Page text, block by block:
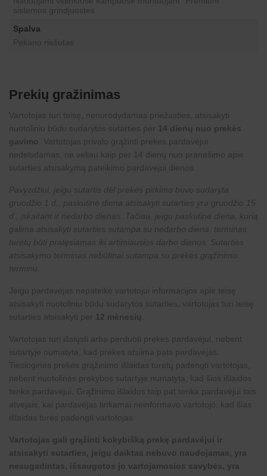
sistemos grindjuostes
Spalva
Prekių gražinimas
Vartotojas turi teisę, nenurodydamas priežasties, atsisakyti
nuotoliniu būdu sudarytos sutarties per 14 dienų nuo prekės
gavimo . Vartotojas privalo grąžinti prekes pardavėjui
nedelsdamas, ne vėliau kaip per 14 dienų nuo pranešimo apie
sutarties atsisakymą pateikimo pardavėjui dienos.
Pavyzdžiui, jeigu sutartis dėl prekės pirkimo buvo sudaryta
gruodžio 1 d., paskutinė diena atsisakyti sutarties yra gruodžio 15
d., įskaitant ir nedarbo dienas. Tačiau, jeigu paskutinė diena, kurią
galima atsisakyti sutarties sutampa su nedarbo diena, terminas
turėtų būti pratęsiamas iki artimiausios darbo dienos. Sutarties
atsisakymo terminas nebūtinai sutampa su prekės grąžinimo
terminu.
Jeigu pardavėjas nepateikė vartotojui informacijos apie teisę
atsisakyti nuotoliniu būdu sudarytos sutarties, vartotojas turi teisę
sutarties atsisakyti per 12 mėnesių
Vartotojas turi išsiųsti arba perduoti prekes pardavėjui, nebent
sutartyje numatyta, kad prekes atsiima pats pardavėjas.
Tiesiogines prekės grąžinimo išlaidas turėtų padengti vartotojas,
nebent nuotolinės prekybos sutartyje numatyta, kad šios išlaidos
tenka pardavėjui. Grąžinimo išlaidos taip pat tenka pardavėjui tais
atvejais, kai pardavėjas tinkamai neinformavo vartotojo, kad šias
išlaidas turės padengti vartotojas.
Vartotojas gali grąžinti kokybišką prekę pardavėjui ir
atsisakyti sutarties, jeigu daiktas nebuvo naudojamas, yra
nesugadintas, išsaugotos jo vartojamosios savybės, yra